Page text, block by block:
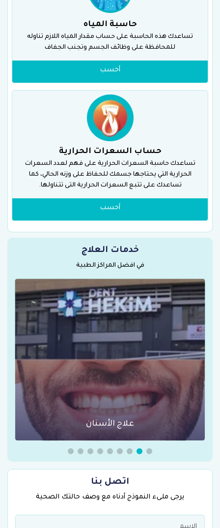
حاسبة المياه
تساعدك هذه الحاسبة على حساب مقدار المياه اللازم تناوله
للمحافظة على وظائف الجسم وتجنب الجفاف
أحسب
حساب السعرات الحرارية
تساعدك حاسبة السعرات الحرارية على فهم لعدد السعرات
الحرارية التي يحتاجها جسمك للحفاظ على وزنه الحالي، كما
تساعدك على تتبع السعرات الحرارية التى تتناولها.
أحسب
خدمات العلاج
في افضل المراكز الطبية
عمليات السمنة في تركيا
اتصل بنا
يرجى ملىء النموذج أدناه مع وصف حالتك الصحية